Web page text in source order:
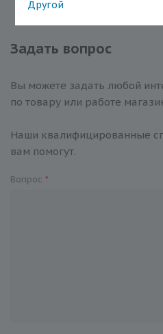
Другой
Задать вопрос
Вы можете задать любой
по товару или работе
Наши квалифицированные
вам помогут.
Вопрос *